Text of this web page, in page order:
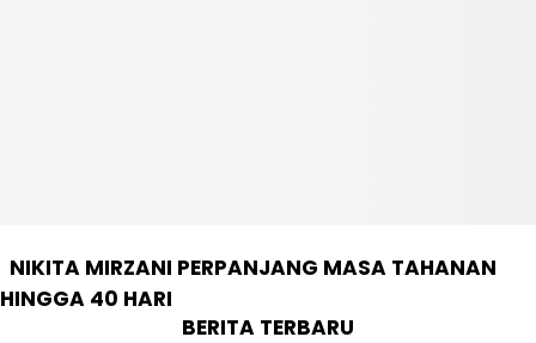
NIKITA MIRZANI PERPANJANG MASA TAHANAN
HINGGA 40 HARI
BERITA TERBARU